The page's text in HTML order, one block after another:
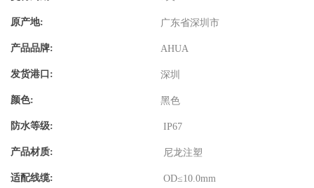
原产地: 广东省深圳市
产品品牌: AHUA
发货港口: 深圳
颜色: 黑色
防水等级: IP67
产品材质: 尼龙注塑
适配线缆: OD≤10.0mm